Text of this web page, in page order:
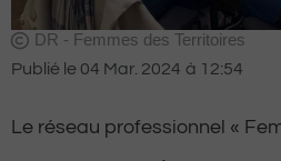
DR - Femmes des Territoires
Publié le 04 Mar. 2024 à 12:54
Le réseau professionnel «